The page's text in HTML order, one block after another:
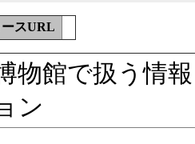
スURL
物館で扱う情
ン